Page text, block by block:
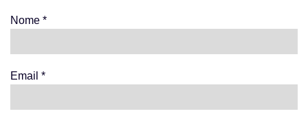
Nome *
Email *